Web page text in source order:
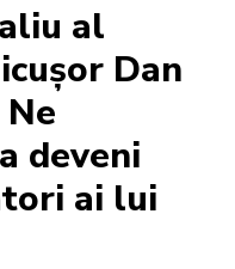
al
Dan
deveni
ai lui